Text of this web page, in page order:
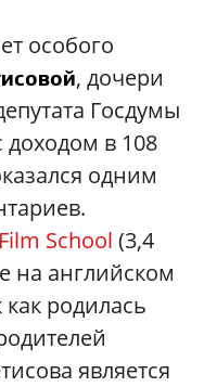
особого
, дочери
Госдумы
в 108
одним
School (3,4
на английском
как родилась
является